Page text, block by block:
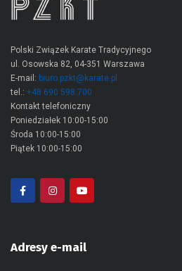
Polski Związek Karate Tradycyjnego
ul. Osowska 82, 04-351 Warszawa
E-mail: biuro.pzkt@karate.pl
tel.: +48 690 598 700
Kontakt telefoniczny
Poniedziałek 10:00-15:00
Środa 10:00-15:00
Piątek 10:00-15:00
Adresy e-mail